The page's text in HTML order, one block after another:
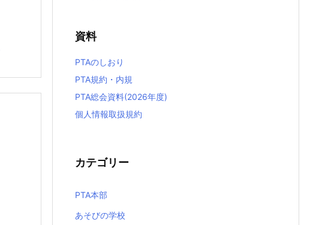
資料
PTAのしおり
PTA規約・内規
PTA総会資料(2026年度)
個人情報取扱規約
カテゴリー
PTA本部
あそびの学校